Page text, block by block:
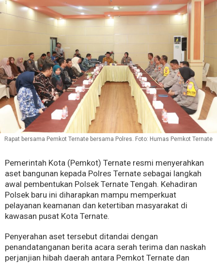
Rapat bersama Pemkot Ternate bersama Polres. Foto: Humas Pemkot Ternate
Pemerintah Kota (Pemkot) Ternate resmi menyerahkan
aset bangunan kepada Polres Ternate sebagai langkah
awal pembentukan Polsek Ternate Tengah. Kehadiran
Polsek baru ini diharapkan mampu memperkuat
pelayanan keamanan dan ketertiban masyarakat di
kawasan pusat Kota Ternate.
Penyerahan aset tersebut ditandai dengan
penandatanganan berita acara serah terima dan naskah
perjanjian hibah daerah antara Pemkot Ternate dan